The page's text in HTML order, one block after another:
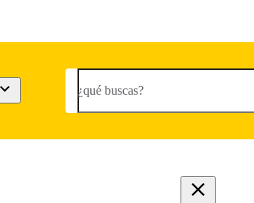
¿qué buscas?